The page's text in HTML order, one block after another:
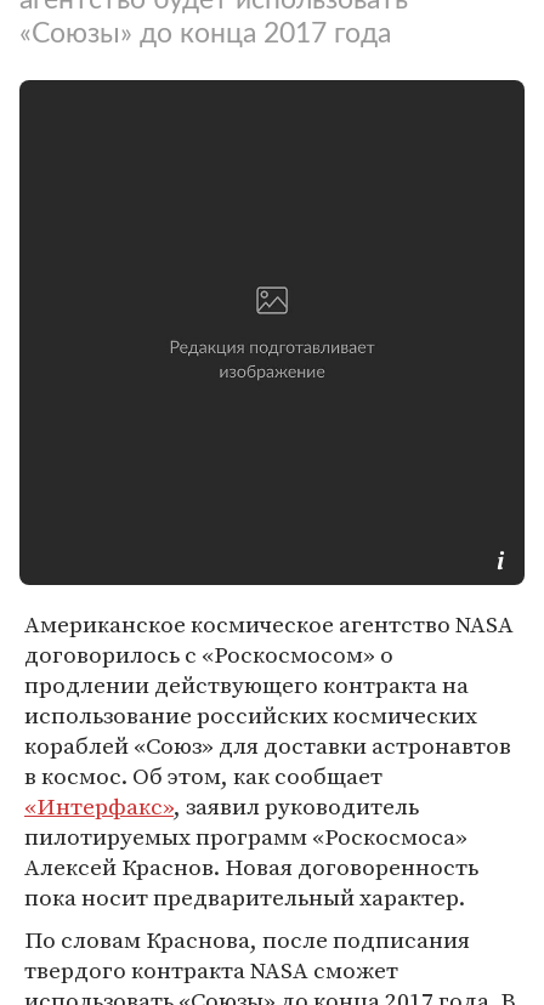
«Союзы» до конца 2017 года
Американское космическое агентство NASA
договорилось с «Роскосмосом» о
продлении действующего контракта на
использование российских космических
кораблей «Союз» для доставки астронавтов
в космос. Об этом, как сообщает
«Интерфакс», заявил руководитель
пилотируемых программ «Роскосмоса»
Алексей Краснов. Новая договоренность
пока носит предварительный характер.
По словам Краснова, после подписания
твердого контракта NASA сможет